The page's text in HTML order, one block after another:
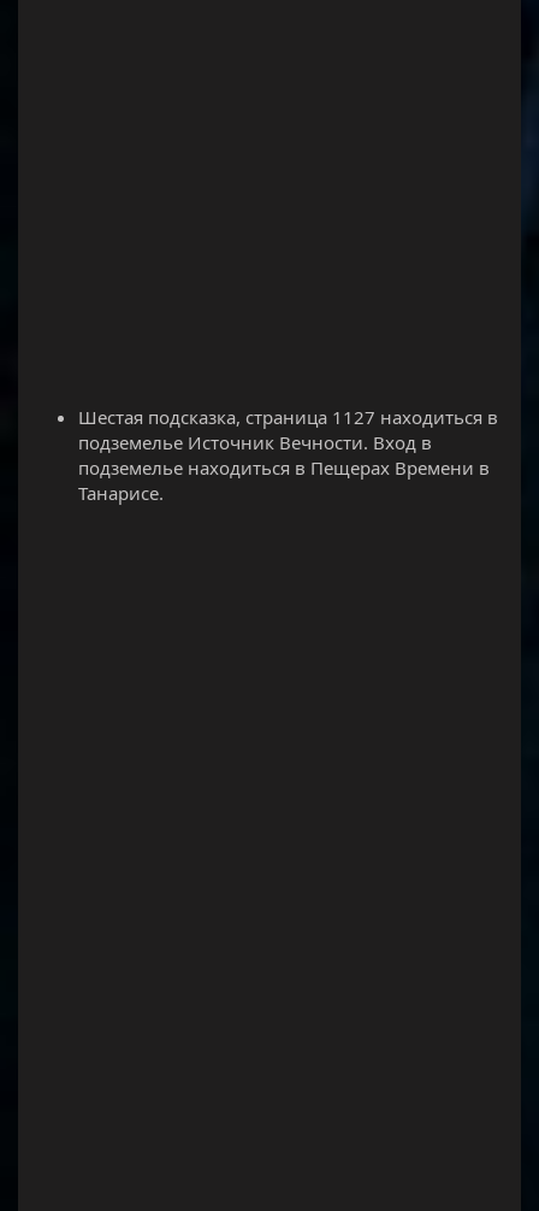
Шестая подсказка, страница 1127 находиться в
подземелье Источник Вечности. Вход в
подземелье находиться в Пещерах Времени в
Танарисе.